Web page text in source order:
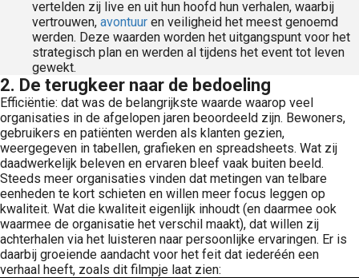
vertelden zij live en uit hun hoofd hun verhalen, waarbij
vertrouwen, avontuur en veiligheid het meest genoemd
werden. Deze waarden worden het uitgangspunt voor het
strategisch plan en werden al tijdens het event tot leven
gewekt.
2. De terugkeer naar de bedoeling
Efficiëntie: dat was de belangrijkste waarde waarop veel
organisaties in de afgelopen jaren beoordeeld zijn. Bewoners,
gebruikers en patiënten werden als klanten gezien,
weergegeven in tabellen, grafieken en spreadsheets. Wat zij
daadwerkelijk beleven en ervaren bleef vaak buiten beeld.
Steeds meer organisaties vinden dat metingen van telbare
eenheden te kort schieten en willen meer focus leggen op
kwaliteit. Wat die kwaliteit eigenlijk inhoudt (en daarmee ook
waarmee de organisatie het verschil maakt), dat willen zij
achterhalen via het luisteren naar persoonlijke ervaringen. Er is
daarbij groeiende aandacht voor het feit dat iederéén een
verhaal heeft, zoals dit filmpje laat zien: